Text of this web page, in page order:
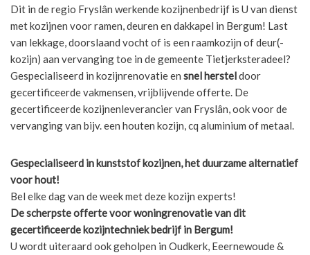
Dit in de regio Fryslân werkende kozijnenbedrijf is U van dienst
met kozijnen voor ramen, deuren en dakkapel in Bergum! Last
van lekkage, doorslaand vocht of is een raamkozijn of deur(-
kozijn) aan vervanging toe in de gemeente Tietjerksteradeel?
Gespecialiseerd in kozijnrenovatie en snel hersteldoor
gecertificeerde vakmensen, vrijblijvende offerte. De
gecertificeerde kozijnenleverancier van Fryslân, ook voor de
vervanging van bijv. een houten kozijn, cq aluminium of metaal.
Gespecialiseerd in kunststof kozijnen, het duurzame alternatief
voor hout!
Bel elke dag van de week met deze kozijn experts!
De scherpsteofferte voor woningrenovatie van dit
gecertificeerde kozijntechniek bedrijf in Bergum!
U wordt uiteraard ook geholpen in Oudkerk, Eeernewoude &